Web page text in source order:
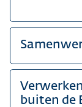
buiten de